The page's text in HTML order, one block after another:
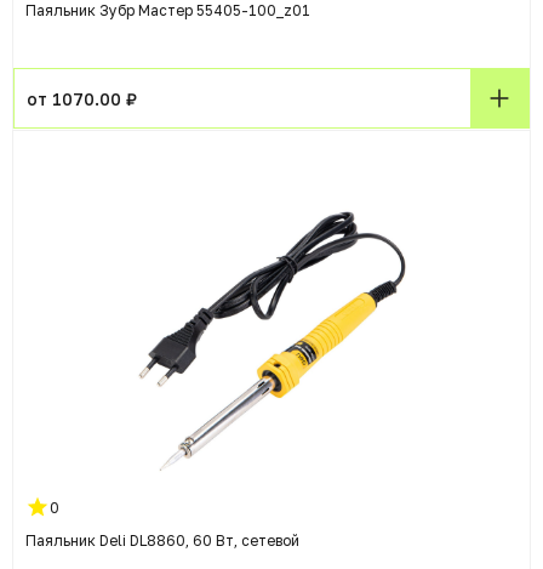
Паяльник Зубр Мастер 55405-100_z01
от 1070.00 ₽
0
Паяльник Deli DL8860, 60 Вт, сетевой